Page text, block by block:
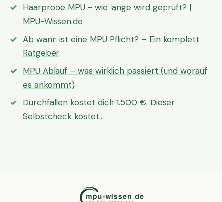
Haarprobe MPU - wie lange wird geprüft? |
MPU-Wissen.de
Ab wann ist eine MPU Pflicht? – Ein komplett
Ratgeber
MPU Ablauf – was wirklich passiert (und worauf
es ankommt)
Durchfallen kostet dich 1.500 €. Dieser
Selbstcheck kostet…